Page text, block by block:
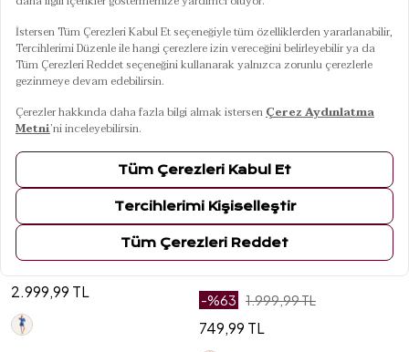
Koyu Mavi
2.999,99 TL
Protı Dijital Baskılı
Şantuklu Şort
Etek - Lacivert
-%63 1.999,99 TL
749,99 TL